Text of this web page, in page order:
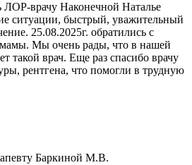
врачу Наконечной Наталье
ситуации, быстрый, уважительный
25.08.2025г. обратились с
Мы очень рады, что в нашей
такой врач. Еще раз спасибо врачу
рентгена, что помогли в трудную
Баркиной М.В.